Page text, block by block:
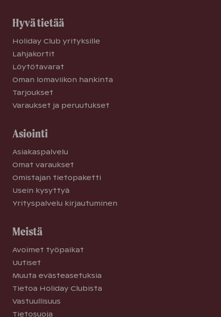
Hyvä tietää
Holiday Club yrityksille
Lahjakortit
Löytötavarat
Oman lomaviikon hankinta
Tarjoukset
Varaukset ja peruutukset
Asiointi
Asiakaspalvelu
Omat varaukset
Omistajan tietopaketti
Usein kysyttyä
Yrityspalvelu kirjautuminen
Meistä
Avoimet työpaikat
Uutiset
Muuta evästeasetuksia
Tietoa Holiday Clubista
Vastuullisuus
Tietosuoja